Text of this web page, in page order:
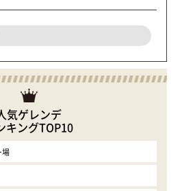
気ゲレンデ
キングTOP10
場